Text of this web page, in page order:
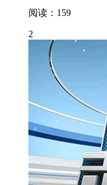
阅读：159
2